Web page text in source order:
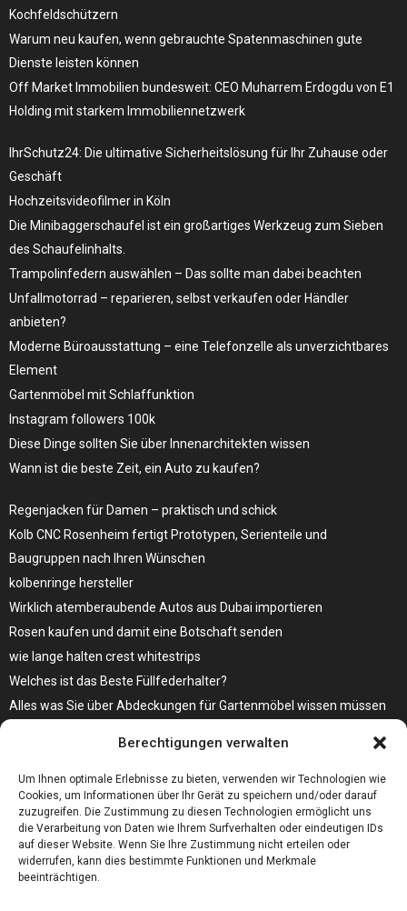
Berechtigungen verwalten
Um Ihnen optimale Erlebnisse zu bieten, verwenden wir Technologien wie
Cookies, um Informationen über Ihr Gerät zu speichern und/oder darauf
zuzugreifen. Die Zustimmung zu diesen Technologien ermöglicht uns
die Verarbeitung von Daten wie Ihrem Surfverhalten oder eindeutigen IDs
auf dieser Website. Wenn Sie Ihre Zustimmung nicht erteilen oder
widerrufen, kann dies bestimmte Funktionen und Merkmale
beeinträchtigen.
Kochfeldschützern
Warum neu kaufen, wenn gebrauchte Spatenmaschinen gute
Dienste leisten können
Off Market Immobilien bundesweit: CEO Muharrem Erdogdu von E1
Holding mit starkem Immobiliennetzwerk
IhrSchutz24: Die ultimative Sicherheitslösung für Ihr Zuhause oder
Geschäft
Hochzeitsvideofilmer in Köln
Die Minibaggerschaufel ist ein großartiges Werkzeug zum Sieben
des Schaufelinhalts.
Trampolinfedern auswählen – Das sollte man dabei beachten
Unfallmotorrad – reparieren, selbst verkaufen oder Händler
anbieten?
Moderne Büroausstattung – eine Telefonzelle als unverzichtbares
Element
Gartenmöbel mit Schlaffunktion
Instagram followers 100k
Diese Dinge sollten Sie über Innenarchitekten wissen
Wann ist die beste Zeit, ein Auto zu kaufen?
Regenjacken für Damen – praktisch und schick
Kolb CNC Rosenheim fertigt Prototypen, Serienteile und
Baugruppen nach Ihren Wünschen
kolbenringe hersteller
Wirklich atemberaubende Autos aus Dubai importieren
Rosen kaufen und damit eine Botschaft senden
wie lange halten crest whitestrips
Welches ist das Beste Füllfederhalter?
Alles was Sie über Abdeckungen für Gartenmöbel wissen müssen
Bare Metal Server?